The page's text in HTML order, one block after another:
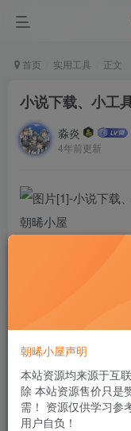
首页 实用工具 正文
小说下载、小工
淼炎
4年前更新
➥点击蓝色字体“传
➥由于篇幅有限，请
题，了解资源介绍
朝晞小屋声明
本站资源均来源于互
除 本站资源售价只是
需！ 资源仅供学习参
用户自负！